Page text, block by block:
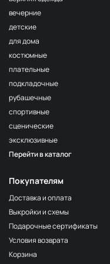
Сиреневый
F163/2
2Сирень
Фисташковый
орех
Горчица
Бежевый
клас.
119 Сер.Голубой
вечерние
детские
для дома
костюмные
плательные
подкладочные
рубашечные
спортивные
сценические
эксклюзивные
Перейти в каталог
Покупателям
Доставка и оплата
Выкройки и схемы
Подарочные сертификаты
Условия возврата
Корзина